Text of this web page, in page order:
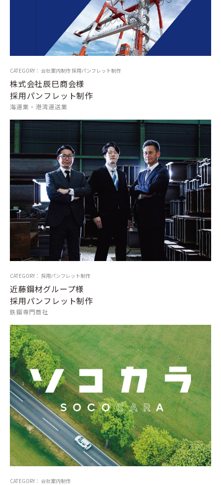
CATEGORY： 会社案内制作 採用パンフレット制作
株式会社辰巳商会様
採用パンフレット制作
海運業・港湾運送業
CATEGORY： 採用パンフレット制作
近藤鋼材グループ様
採用パンフレット制作
鉄鋼専門商社
CATEGORY： 会社案内制作